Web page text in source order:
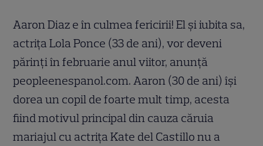
Aaron Diaz e în culmea fericirii! El şi iubita sa,
actriţa Lola Ponce (33 de ani), vor deveni
părinţi în februarie anul viitor, anunţă
peopleenespanol.com. Aaron (30 de ani) îşi
dorea un copil de foarte mult timp, acesta
fiind motivul principal din cauza căruia
mariajul cu actriţa Kate del Castillo nu a